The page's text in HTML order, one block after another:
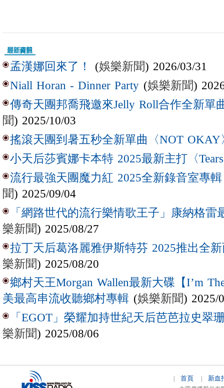
孟漢娜回來了！ (娛樂新聞) 2026/03/31
Niall Horan - Dinner Party (娛樂新聞)
傳奇天團邦喬飛邀來Jelly Roll合作全新單
聞) 2025/10/03
搖滾天團到暑五秒全新單曲〈NOT OKAY
小天后莎賓娜卡本特 2025最新主打〈
流行最強天團魔力紅 2025全新錄音室專
聞) 2025/09/04
「網路世代的流行樂情歌王子」康納格雷
樂新聞) 2025/08/27
拉丁天后葛洛麗雅伊斯特芬 2025推出全新
樂新聞) 2025/08/20
鄉村天王Morgan Wallen最新大碟【I’m
美最高串流收聽鄉村專輯 (娛樂新聞) 2025/
「EGOT」榮耀加持世紀天后芭芭拉史翠
樂新聞) 2025/08/06
首頁 新血